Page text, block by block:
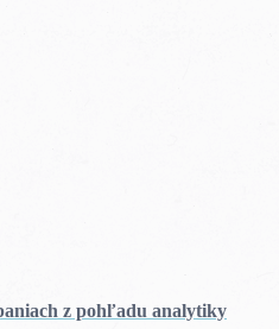
z pohľadu analytiky